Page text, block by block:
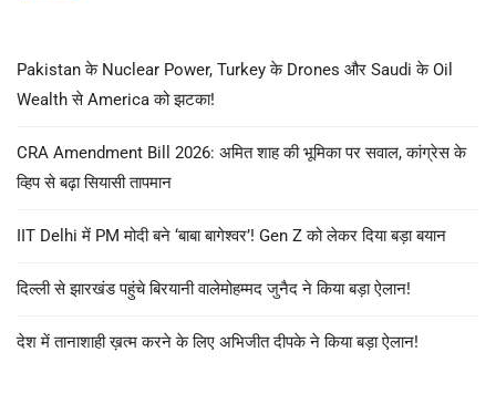
Pakistan के Nuclear Power, Turkey के Drones और Saudi के Oil
Wealth से America को झटका!
CRA Amendment Bill 2026: अमित शाह की भूमिका पर सवाल, कांग्रेस के
व्हिप से बढ़ा सियासी तापमान
IIT Delhi में PM मोदी बने ‘बाबा बागेश्वर’! Gen Z को लेकर दिया बड़ा बयान
दिल्ली से झारखंड पहुंचे बिरयानी वालेमोहम्मद जुनैद ने किया बड़ा ऐलान!
देश में तानाशाही ख़त्म करने के लिए अभिजीत दीपके ने किया बड़ा ऐलान!